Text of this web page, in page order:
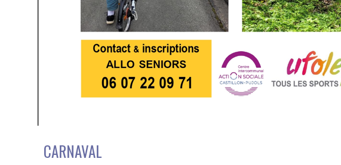
CARNAVAL